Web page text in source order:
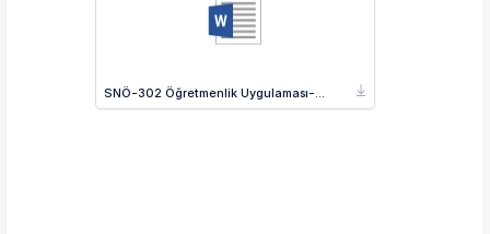
SNÖ-302 Öğretmenlik Uygulaması-II_Türkçe.docx